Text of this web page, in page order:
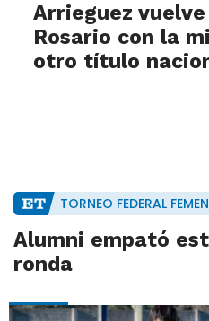
Arrieguez
Rosario con la
otro título
TORNEO FEDERAL
Alumni empató
ronda